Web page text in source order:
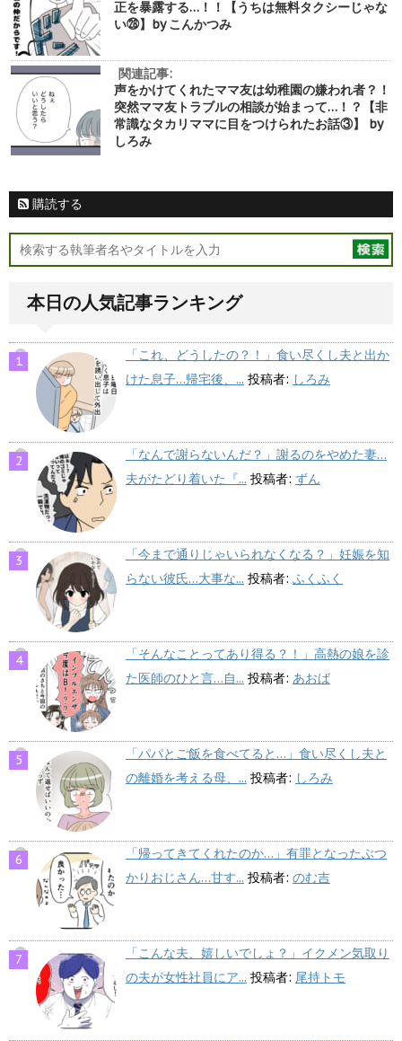
正を暴露する…！！【うちは無料タクシーじゃな
い㉘】by こんかつみ
関連記事:
声をかけてくれたママ友は幼稚園の嫌われ者？！
突然ママ友トラブルの相談が始まって…！？【非
常識なタカリママに目をつけられたお話③】 by
しろみ
購読する
本日の人気記事ランキング
「これ、どうしたの？！」食い尽くし夫と出か
けた息子…帰宅後、... 投稿者: しろみ
「なんで謝らないんだ？」謝るのをやめた妻…
夫がたどり着いた『... 投稿者: ずん
「今まで通りじゃいられなくなる？」妊娠を知
らない彼氏…大事な... 投稿者: ふくふく
「そんなことってあり得る？！」高熱の娘を診
た医師のひと言…自... 投稿者: あおば
「パパとご飯を食べてると…」食い尽くし夫と
の離婚を考える母、... 投稿者: しろみ
「帰ってきてくれたのか…」有罪となったぶつ
かりおじさん…甘す... 投稿者: のむ吉
「こんな夫、嬉しいでしょ？」イクメン気取り
の夫が女性社員にア... 投稿者: 尾持トモ